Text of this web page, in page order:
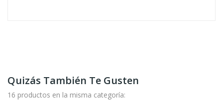
Quizás También Te Gusten
16 productos en la misma categoría: